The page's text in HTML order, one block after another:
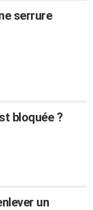
serrure
bloquée ?
un